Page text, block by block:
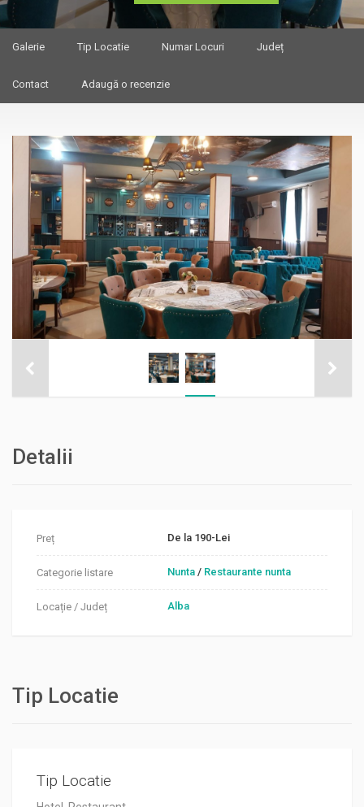
Galerie Tip Locatie Numar Locuri Județ
Contact Adaugă o recenzie
Detalii
Preț De la 190-Lei
Categorie listare Nunta / Restaurante nunta
Locație / Județ Alba
Tip Locatie
Tip Locatie